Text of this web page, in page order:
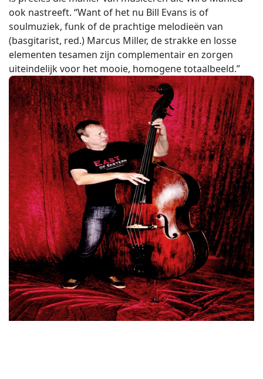
ook nastreeft. “Want of het nu Bill Evans is of
soulmuziek, funk of de prachtige melodieën van
(basgitarist, red.) Marcus Miller, de strakke en losse
elementen tesamen zijn complementair en zorgen
uiteindelijk voor het mooie, homogene totaalbeeld.”